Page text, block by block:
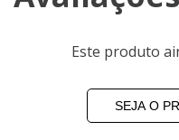
Este produto
SEJA O